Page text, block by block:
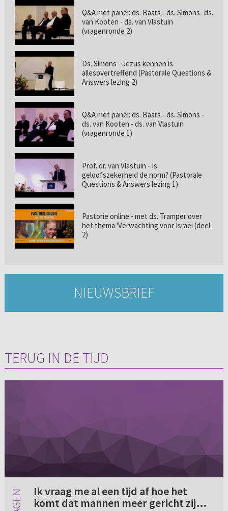
Q&A met panel: ds. Baars - ds. Simons- ds.
van Kooten - ds. van Vlastuin
(vragenronde 2)
Ds. Simons - Jezus kennen is
allesovertreffend (Pastorale Questions &
Answers lezing 2)
Q&A met panel: ds. Baars - ds. Simons -
ds. van Kooten - ds. van Vlastuin
(vragenronde 1)
Prof. dr. van Vlastuin - Is
geloofszekerheid de norm? (Pastorale
Questions & Answers lezing 1)
Pastorie online - met ds. Tramper over
het thema 'Verwachting voor Israël (deel
2)
NIEUWSBRIEF
TERUG IN DE TIJD
Ik vraag me al een tijd af hoe het
komt dat mannen meer gericht zijn